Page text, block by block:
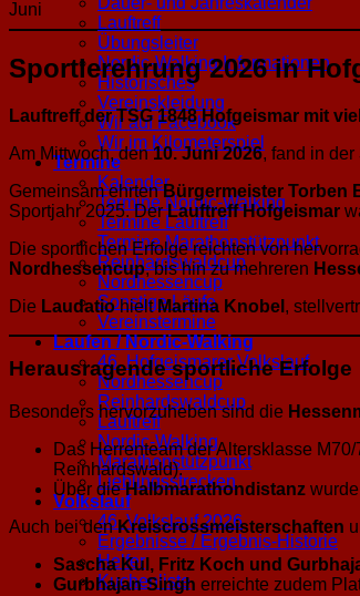
Lauftreff
Übungsleiter
Nordic-Walking Informationen
Historisches
Vereinskleidung
Wir auf Facebook
Wir im Kilometerspiel
Termine
Kalender
Termine Nordic-Walking
Termine Lauftreff
Termine Marathonstützpunkt
Reinhardswaldcup
Nordhessencup
Sonstige Läufe
Vereinstermine
Laufen / Nordic-Walking
46. Hofgeismarer Volkslauf
Nordhessencup
Reinhardswaldcup
Lauftreff
Nordic-Walking
Marathonstützpunkt
Lieblingsstrecken
Volkslauf
46. Volkslauf 2026
Ergebnisse / Ergebnis-Historie
Helfer
Kuchenliste
Juni
Sportlerehrung 2026 in
Lauftreff der TSG 1848 Hofgeismar mit
Am Mittwoch, den10. Juni 2026, fand in der
Gemeinsam ehrtenBürgermeister Torben
Sportjahr 2025. DerLauftreff Hofgeismar
Die sportlichen Erfolge reichten von
Nordhessencup, bis hin zu mehreren
Die LaudatiohieltMartina Knobel ,
Herausragende sportliche Erfolge
Besonders hervorzuheben sind die
Das Herrenteam der Altersklasse
Reinhardswald).
Über dieHalbmarathondistanz
Auch bei denKreiscrossmeisterschaften
Sascha Kul, Fritz Koch und
Gurbhajan Singh erreichte zudem